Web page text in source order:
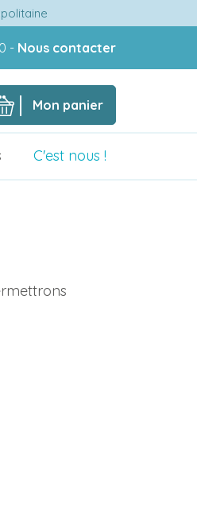
- Nous contacter
Mon panier
C'est nous !